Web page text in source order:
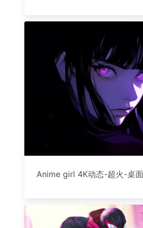
Anime girl 4K动态-超火-桌